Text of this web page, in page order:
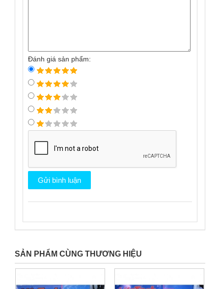
Đánh giá sản phẩm:
SẢN PHẨM CÙNG THƯƠNG HIỆU